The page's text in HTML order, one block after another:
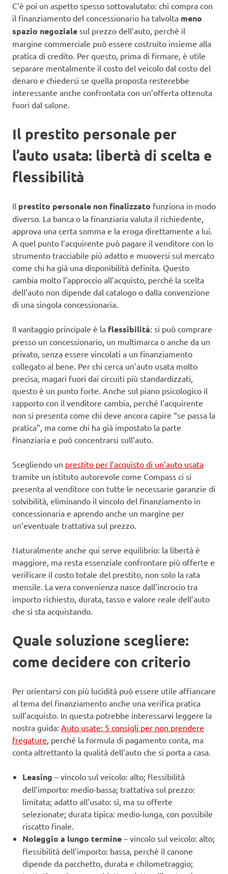
C’è poi un aspetto spesso sottovalutato: chi compra con
il finanziamento del concessionario ha talvolta meno
spazio negoziale sul prezzo dell’auto, perché il
margine commerciale può essere costruito insieme alla
pratica di credito. Per questo, prima di firmare, è utile
separare mentalmente il costo del veicolo dal costo del
denaro e chiedersi se quella proposta resterebbe
interessante anche confrontata con un’offerta ottenuta
fuori dal salone.
Il prestito personale per
l’auto usata: libertà di scelta e
flessibilità
Il prestito personale non finalizzato funziona in modo
diverso. La banca o la finanziaria valuta il richiedente,
approva una certa somma e la eroga direttamente a lui.
A quel punto l’acquirente può pagare il venditore con lo
strumento tracciabile più adatto e muoversi sul mercato
come chi ha già una disponibilità definita. Questo
cambia molto l’approccio all’acquisto, perché la scelta
dell’auto non dipende dal catalogo o dalla convenzione
di una singola concessionaria.
Il vantaggio principale è la flessibilità: si può comprare
presso un concessionario, un multimarca o anche da un
privato, senza essere vincolati a un finanziamento
collegato al bene. Per chi cerca un’auto usata molto
precisa, magari fuori dai circuiti più standardizzati,
questo è un punto forte. Anche sul piano psicologico il
rapporto con il venditore cambia, perché l’acquirente
non si presenta come chi deve ancora capire “se passa la
pratica”, ma come chi ha già impostato la parte
finanziaria e può concentrarsi sull’auto.
Scegliendo un prestito per l’acquisto di un’auto usata
tramite un istituto autorevole come Compass ci si
presenta al venditore con tutte le necessarie garanzie di
solvibilità, eliminando il vincolo del finanziamento in
concessionaria e aprendo anche un margine per
un’eventuale trattativa sul prezzo.
Naturalmente anche qui serve equilibrio: la libertà è
maggiore, ma resta essenziale confrontare più offerte e
verificare il costo totale del prestito, non solo la rata
mensile. La vera convenienza nasce dall’incrocio tra
importo richiesto, durata, tasso e valore reale dell’auto
che si sta acquistando.
Quale soluzione scegliere:
come decidere con criterio
Per orientarsi con più lucidità può essere utile affiancare
al tema del finanziamento anche una verifica pratica
sull’acquisto. In questa potrebbe interessarvi leggere la
nostra guida: Auto usate: 5 consigli per non prendere
fregature, perché la formula di pagamento conta, ma
conta altrettanto la qualità dell’auto che si porta a casa.
Leasing – vincolo sul veicolo: alto; flessibilità
dell’importo: medio-bassa; trattativa sul prezzo:
limitata; adatto all’usato: sì, ma su offerte
selezionate; durata tipica: medio-lunga, con possibile
riscatto finale.
Noleggio a lungo termine – vincolo sul veicolo: alto;
flessibilità dell’importo: bassa, perché il canone
dipende da pacchetto, durata e chilometraggio;